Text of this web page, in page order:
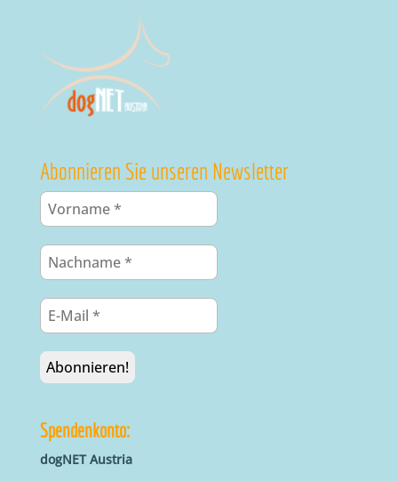
Abonnieren Sie unseren Newsletter
Spendenkonto:
dogNET Austria